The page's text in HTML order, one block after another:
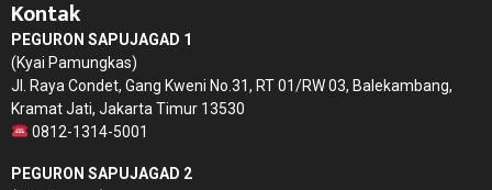
Kontak
PEGURON SAPUJAGAD 1
(Kyai Pamungkas)
Jl. Raya Condet, Gang Kweni No.31, RT 01/RW 03, Balekambang,
Kramat Jati, Jakarta Timur 13530
0812-1314-5001
PEGURON SAPUJAGAD 2